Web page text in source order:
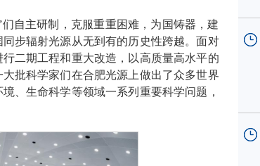
自主研制，克服重重困难，为国铸器，建
步辐射光源从无到有的历史性跨越。面对
二期工程和重大改造，以高质量高水平的
批科学家们在合肥光源上做出了众多世界
、生命科学等领域一系列重要科学问题，